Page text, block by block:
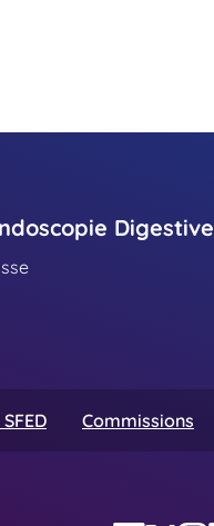
Digestive
Commissions